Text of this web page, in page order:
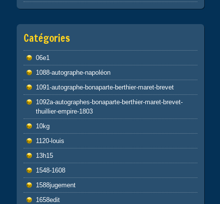
Catégories
06e1
1088-autographe-napoléon
1091-autographe-bonaparte-berthier-maret-brevet
1092a-autographes-bonaparte-berthier-maret-brevet-
thuillier-empire-1803
10kg
1120-louis
13h15
1548-1608
1588jugement
1658edit